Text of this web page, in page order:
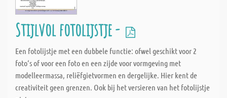
Stijlvol fotolijstje -
Een fotolijstje met een dubbele functie: ofwel geschikt voor 2
foto‘s of voor een foto en een zijde voor vormgeving met
modelleermassa, reliëfgietvormen en dergelijke. Hier kent de
creativiteit geen grenzen. Ook bij het versieren van het fotolijstje